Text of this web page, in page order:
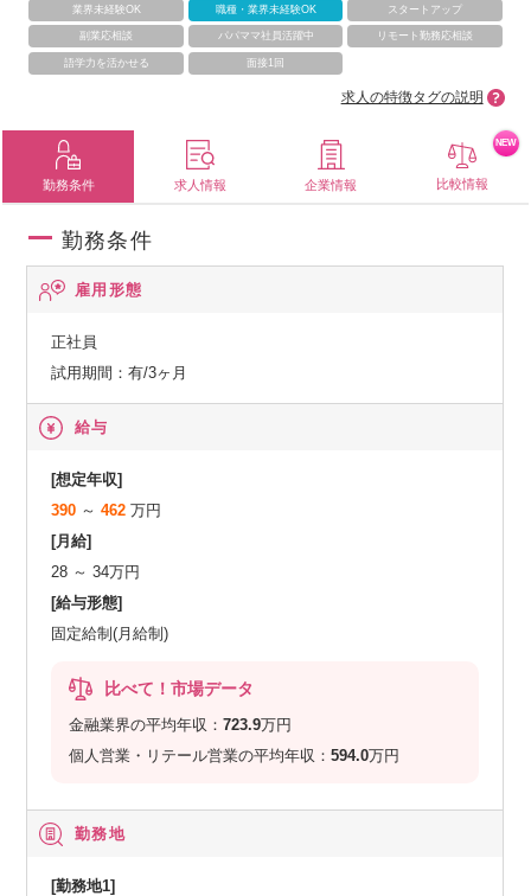
業界未経験OK 職種・業界未経験OK スタートアップ
副業応相談 パパママ社員活躍中 リモート勤務応相談
語学力を活かせる 面接1回
求人の特徴タグの説明
勤務条件 求人情報 企業情報 比較情報
NEW
勤務条件
雇用形態
正社員
試用期間：有/3ヶ月
給与
[想定年収]
390 ～462 万円
[月給]
28 ～ 34万円
[給与形態]
固定給制(月給制)
比べて！市場データ
金融業界の平均年収：723.9万円
個人営業・リテール営業の平均年収：594.0万円
勤務地
[勤務地1]